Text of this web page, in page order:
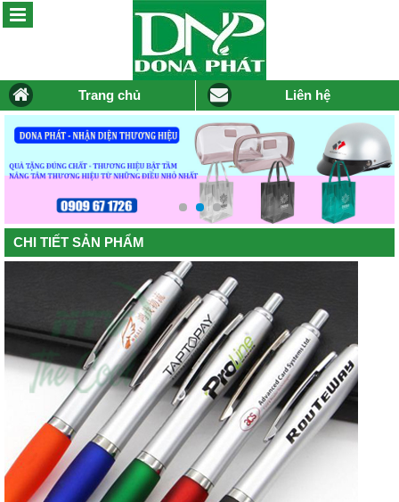
Trang chủ Liên hệ
CHI TIẾT SẢN PHẨM